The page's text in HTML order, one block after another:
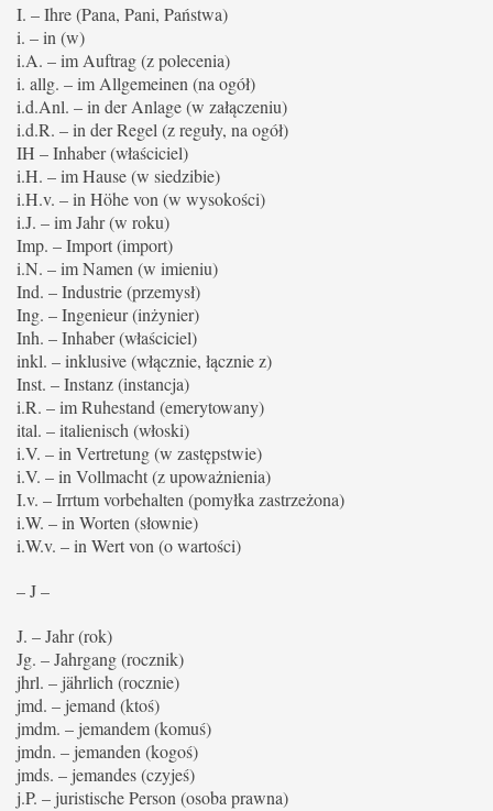
I. – Ihre (Pana, Pani, Państwa)
i. – in (w)
i.A. – im Auftrag (z polecenia)
i. allg. – im Allgemeinen (na ogół)
i.d.Anl. – in der Anlage (w załączeniu)
i.d.R. – in der Regel (z reguły, na ogół)
IH – Inhaber (właściciel)
i.H. – im Hause (w siedzibie)
i.H.v. – in Höhe von (w wysokości)
i.J. – im Jahr (w roku)
Imp. – Import (import)
i.N. – im Namen (w imieniu)
Ind. – Industrie (przemysł)
Ing. – Ingenieur (inżynier)
Inh. – Inhaber (właściciel)
inkl. – inklusive (włącznie, łącznie z)
Inst. – Instanz (instancja)
i.R. – im Ruhestand (emerytowany)
ital. – italienisch (włoski)
i.V. – in Vertretung (w zastępstwie)
i.V. – in Vollmacht (z upoważnienia)
I.v. – Irrtum vorbehalten (pomyłka zastrzeżona)
i.W. – in Worten (słownie)
i.W.v. – in Wert von (o wartości)
– J –
J. – Jahr (rok)
Jg. – Jahrgang (rocznik)
jhrl. – jährlich (rocznie)
jmd. – jemand (ktoś)
jmdm. – jemandem (komuś)
jmdn. – jemanden (kogoś)
jmds. – jemandes (czyjeś)
j.P. – juristische Person (osoba prawna)